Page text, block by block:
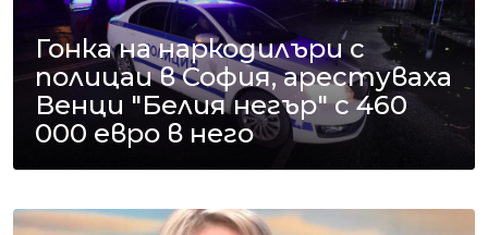
Гонка на наркодилъри с
полицаи в София, арестуваха
Венци "Белия негър" с 460
000 евро в него